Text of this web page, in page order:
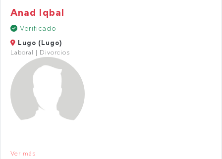
Anad Iqbal
Verificado
Lugo (Lugo)
Laboral | Divorcios
Ver más